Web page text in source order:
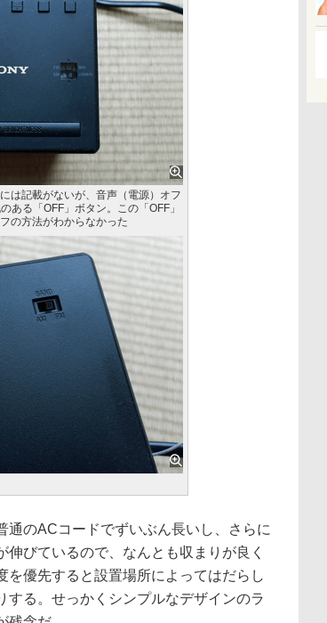
は記載がないが、音声（電源）オフ
ある「OFF」ボタン。この「OFF」
の方法がわからなかった
のACコードでずいぶん長いし、さらに
びているので、なんとも収まりが良く
優先すると設置場所によってはだらし
る。せっかくシンプルなデザインのラ